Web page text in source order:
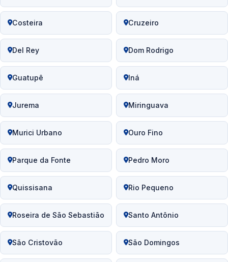
Costeira Cruzeiro
Del Rey Dom Rodrigo
Guatupê Iná
Jurema Miringuava
Murici Urbano Ouro Fino
Parque da Fonte Pedro Moro
Quissisana Rio Pequeno
Roseira de São Sebastião Santo Antônio
São Cristovão São Domingos